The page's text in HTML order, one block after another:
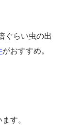
ぐらい虫の出
がおすすめ。
す。